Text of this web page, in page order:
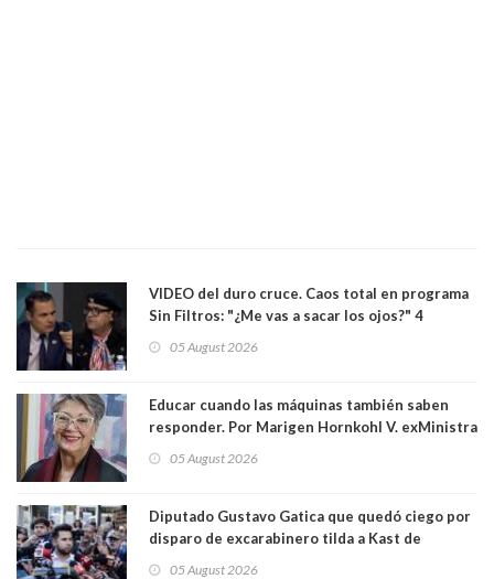
VIDEO del duro cruce. Caos total en programa
Sin Filtros: "¿Me vas a sacar los ojos?" 4
excarabinero que dejó ciego a Gustavo Gatica:
05 August 2026
Educar cuando las máquinas también saben
responder. Por Marigen Hornkohl V. exMinistra
05 August 2026
Diputado Gustavo Gatica que quedó ciego por
disparo de excarabinero tilda a Kast de
05 August 2026